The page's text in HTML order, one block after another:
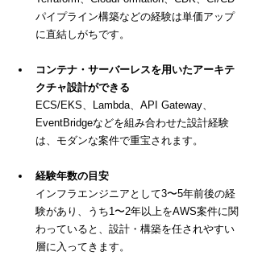
パイプライン構築などの経験は単価アップ
に直結しがちです。
コンテナ・サーバーレスを用いたアーキテ
クチャ設計ができる
ECS/EKS、Lambda、API Gateway、
EventBridgeなどを組み合わせた設計経験
は、モダンな案件で重宝されます。
経験年数の目安
インフラエンジニアとして3〜5年前後の経
験があり、うち1〜2年以上をAWS案件に関
わっていると、設計・構築を任されやすい
層に入ってきます。